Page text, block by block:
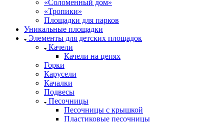
«Соломенный дом»
«Тропики»
Площадки для парков
Уникальные площадки
Элементы для детских площадок
Качели
Качели на цепях
Горки
Карусели
Качалки
Подвесы
Песочницы
Песочницы с крышкой
Пластиковые песочницы